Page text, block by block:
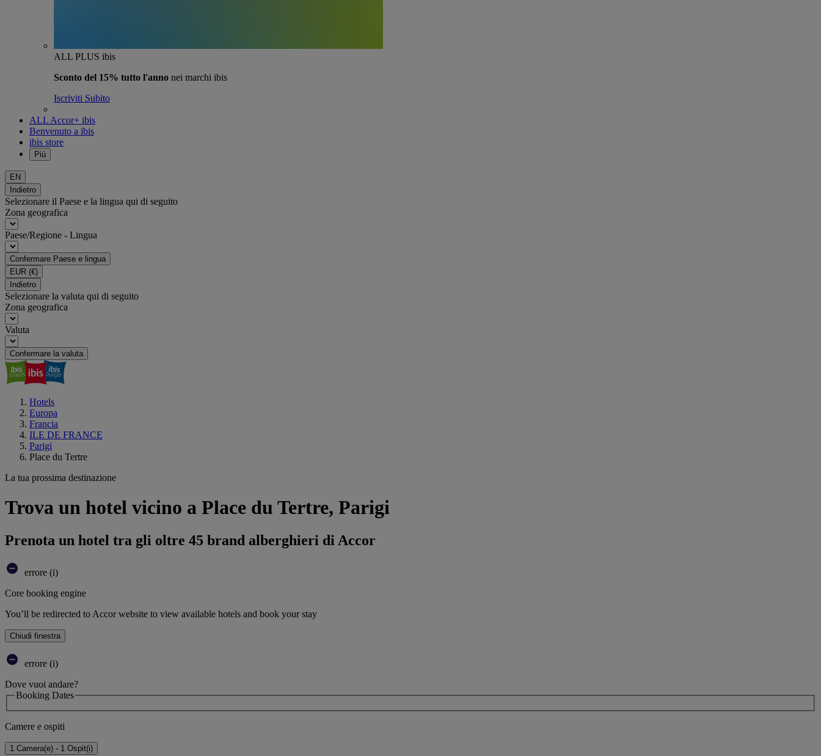
ALL PLUS ibis
Sconto del 15% tutto l'anno nei marchi ibis
Iscriviti Subito
ALL Accor+ ibis
Benvenuto a ibis
ibis store
Più
EN
Indietro
Selezionare il Paese e la lingua qui di seguito
Zona geografica
Paese/Regione - Lingua
Confermare Paese e lingua
EUR (€)
Indietro
Selezionare la valuta qui di seguito
Zona geografica
Valuta
Confermare la valuta
Hotels
Europa
Francia
ILE DE FRANCE
Parigi
Place du Tertre
La tua prossima destinazione
Trova un hotel vicino a Place du Tertre, Parigi
Prenota un hotel tra gli oltre 45 brand alberghieri di Accor
errore (i)
Core booking engine
You’ll be redirected to Accor website to view available hotels and book your stay
Chiudi finestra
errore (i)
Dove vuoi andare?
Booking Dates
Camere e ospiti
1 Camera(e) - 1 Ospit(i)